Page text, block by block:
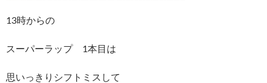
13時からの
スーパーラップ 1本目は
思いっきりシフトミスして